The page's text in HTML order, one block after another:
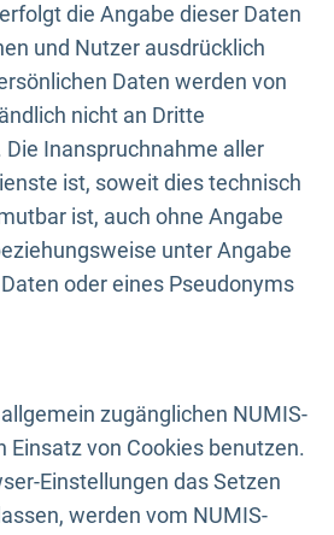
die Angabe dieser Daten
und Nutzer ausdrücklich
Daten werden von
nicht an Dritte
Inanspruchnahme aller
ist, soweit dies technisch
ist, auch ohne Angabe
unter Angabe
oder eines Pseudonyms
zugänglichen NUMIS-
Einsatz von Cookies benutzen.
Einstellungen das Setzen
werden vom NUMIS-